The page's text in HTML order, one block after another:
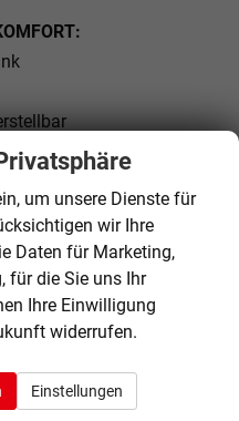
und hinten
um unsere Dienste für
wir Ihre
Daten für Marketing,
für die Sie uns Ihr
Ihre Einwilligung
widerrufen.
Einstellungen